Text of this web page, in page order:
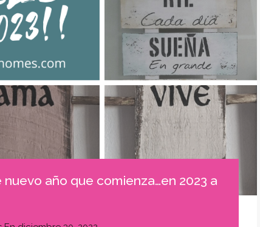
año que comienza…en 2023 a